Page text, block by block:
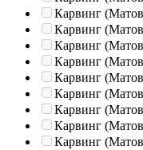
Карвинг
Карвинг
Карвинг
Карвинг
Карвинг
Карвинг
Карвинг
Карвинг
Карвинг